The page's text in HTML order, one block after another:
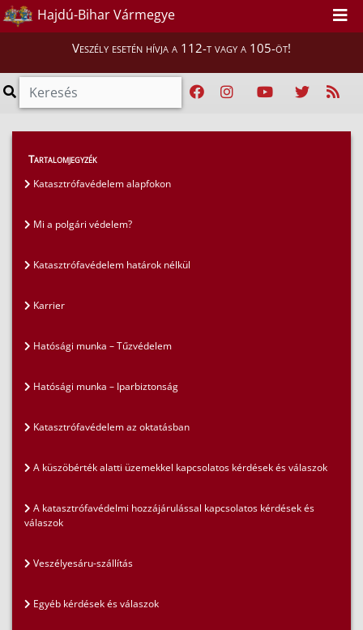
Hajdú-Bihar Vármegye
Veszély esetén hívja a 112-t vagy a 105-öt!
GYIK > Gyakran ismételt kérdések
Tartalomjegyzék
Katasztrófavédelem alapfokon
Mi a polgári védelem?
Katasztrófavédelem határok nélkül
Karrier
Hatósági munka – Tűzvédelem
Hatósági munka – Iparbiztonság
Katasztrófavédelem az oktatásban
A küszöbérték alatti üzemekkel kapcsolatos kérdések és válaszok
A katasztrófavédelmi hozzájárulással kapcsolatos kérdések és
válaszok
Veszélyesáru-szállítás
Egyéb kérdések és válaszok